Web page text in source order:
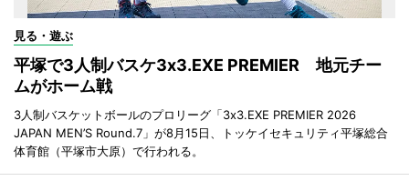
見る・遊ぶ
平塚で3人制バスケ3x3.EXE PREMIER 地元チー
ムがホーム戦
3人制バスケットボールのプロリーグ「3x3.EXE PREMIER 2026
JAPAN MEN’S Round.7」が8月15日、トッケイセキュリティ平塚総合
体育館（平塚市大原）で行われる。